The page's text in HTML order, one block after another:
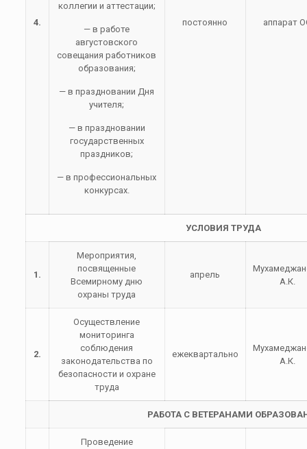
4.
коллегии и аттестации;
— в работе
августовского
совещания работников
образования;
— в праздновании Дня
учителя;
— в праздновании
государственных
праздников;
— в профессиональных
конкурсах.
постоянно аппарат
УСЛОВИЯ ТРУДА
1.
Мероприятия,
посвященные
Всемирному дню
охраны труда
апрель
А.К.
2.
Осуществление
мониторинга
соблюдения
законодательства по
безопасности и охране
труда
ежеквартально
А.К.
РАБОТА С ВЕТЕРАНАМИ
Проведение